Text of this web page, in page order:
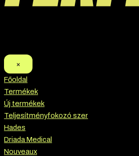
×
Főoldal
Termékek
Új termékek
Teljesítményfokozó szer
Hades
Driada Medical
Nouveaux